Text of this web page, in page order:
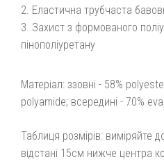
Еластична трубчаста
Захист з формованого
пінополіуретану
Матеріал: ззовні - 58%
polyamide; всередині - 70%
Таблиця розмірів: виміряйте
відстані 15см нижче центра